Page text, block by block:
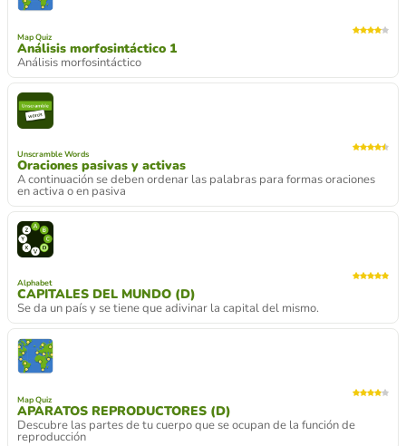
Map Quiz
Análisis morfosintáctico 1
Análisis morfosintáctico
Unscramble Words
Oraciones pasivas y activas
A continuación se deben ordenar las palabras para formas oraciones
en activa o en pasiva
Alphabet
CAPITALES DEL MUNDO (D)
Se da un país y se tiene que adivinar la capital del mismo.
Map Quiz
APARATOS REPRODUCTORES (D)
Descubre las partes de tu cuerpo que se ocupan de la función de
reproducción